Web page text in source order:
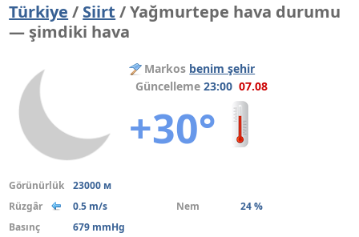
Türkiye / Siirt / Yağmurtepe hava durumu
— şimdiki hava
Markos benim şehir
Güncelleme23:00 07.08
+30°
Görünürlük
23000 м
Rüzgâr
0.5 m/s Nem
24 %
Basınç
679 mmHg